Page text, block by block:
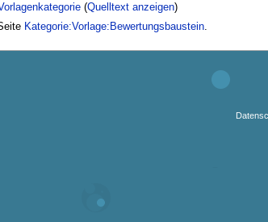
(Quelltext anzeigen)
Kategorie:Vorlage:Bewertungsbaustein.